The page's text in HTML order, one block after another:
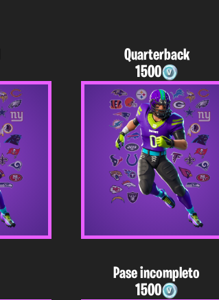
Quarterback
1500
Pase incompleto
1500